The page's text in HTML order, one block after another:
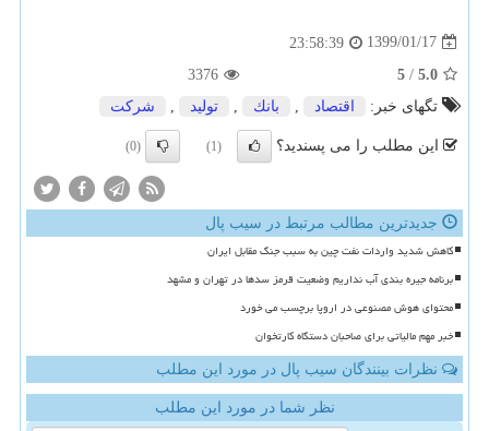
1399/01/17
23:58:39
5.0
/
5
3376
تگهای خبر:
اقتصاد بانك تولید شركت
این مطلب را می پسندید؟ (1)
(0)
جدیدترین مطالب مرتبط در سیب پال
کاهش شدید واردات نفت چین به سبب جنگ مقابل ایران
برنامه جیره بندی آب نداریم وضعیت قرمز سدها در تهران و مشهد
محتوای هوش مصنوعی در اروپا برچسب می خورد
خبر مهم مالیاتی برای صاحبان دستگاه کارتخوان
نظرات بینندگان سیب پال در مورد این مطلب
نظر شما در مورد این مطلب